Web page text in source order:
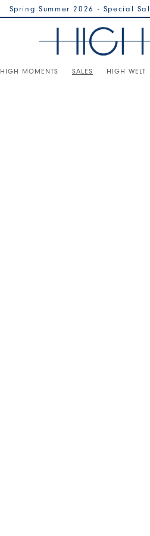
Spring Summer 2026 - Special
HIGH MOMENTS SALES HIGH WELT